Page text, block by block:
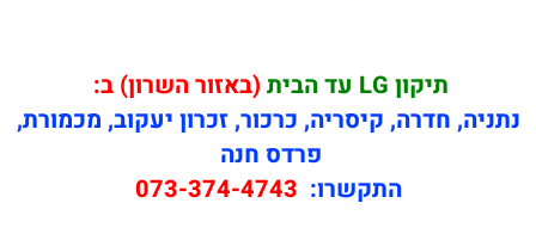
תיקון LG עד הבית
(באזור השרון) ב:
נתניה, חדרה, קיסריה, כרכור, זכרון יעקוב, מכמורת,
פרדס חנה
התקשרו: 073-374-4743